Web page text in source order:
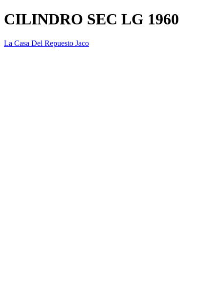
CILINDRO SEC LG 1960
La Casa Del Repuesto Jaco